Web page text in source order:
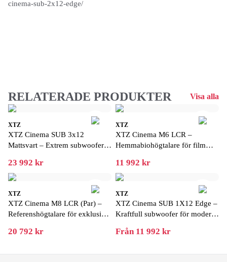
cinema-sub-2x12-edge/
RELATERADE PRODUKTER Visa alla
XTZ
XTZ Cinema SUB 3x12
Mattsvart – Extrem subwoofer
23 992 kr
XTZ
XTZ Cinema M6 LCR –
Hemmabiohögtalare för film
11 992 kr
XTZ
XTZ Cinema M8 LCR (Par) –
Referenshögtalare för exklusiv
20 792 kr
XTZ
XTZ Cinema SUB 1X12 Edge –
Kraftfull subwoofer för modern
Från 11 992 kr